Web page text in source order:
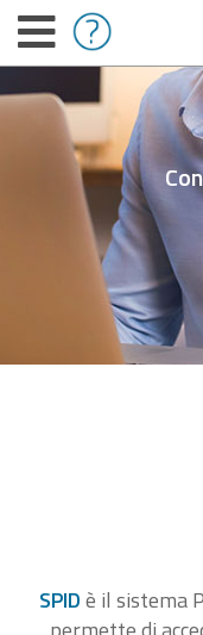
SPIDè il sistema